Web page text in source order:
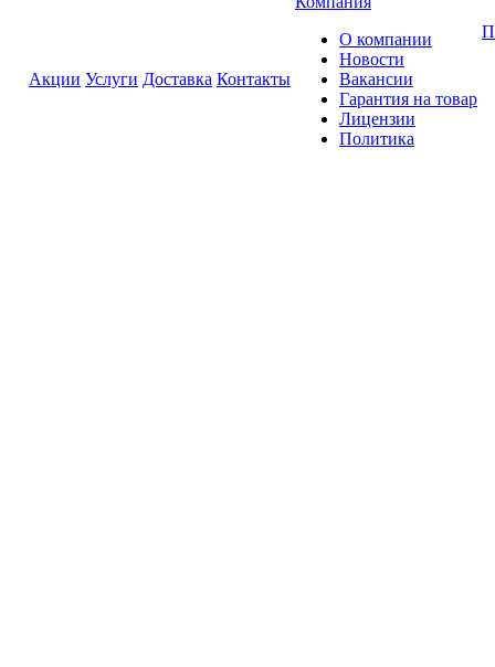
Акции Услуги Доставка Контакты
О компании
Новости
Вакансии
Гарантия на товар
Лицензии
Политика